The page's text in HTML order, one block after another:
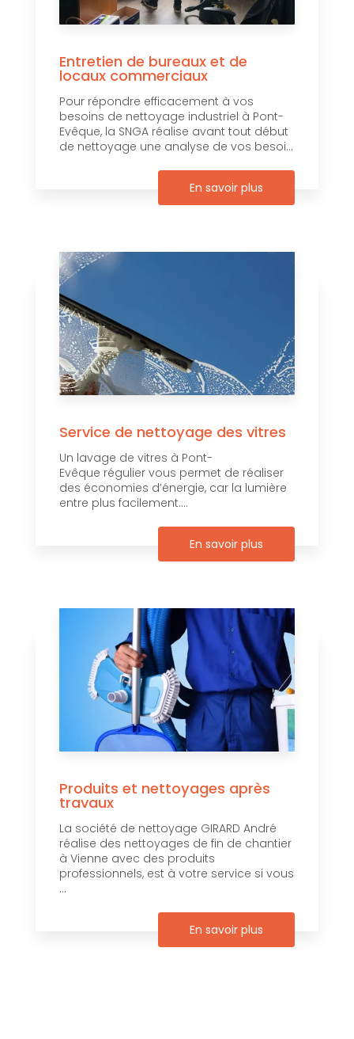
Entretien de bureaux et de
locaux commerciaux
Pour répondre efficacement à vos
besoins de nettoyage industriel à Pont-
Evêque, la SNGA réalise avant tout début
de nettoyage une analyse de vos besoi...
En savoir plus
Service de nettoyage des vitres
Un lavage de vitres à Pont-
Evêque régulier vous permet de réaliser
des économies d’énergie, car la lumière
entre plus facilement....
En savoir plus
Produits et nettoyages après
travaux
La société de nettoyage GIRARD André
réalise des nettoyages de fin de chantier
à Vienne avec des produits
professionnels, est à votre service si vous
...
En savoir plus